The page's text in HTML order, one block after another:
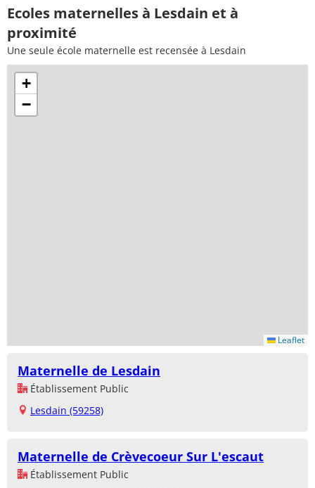
Ecoles maternelles à Lesdain et à
proximité
Une seule école maternelle est recensée à Lesdain
+
−
Leaflet
Maternelle de Lesdain
Établissement Public
Lesdain (59258)
Maternelle de Crèvecoeur Sur L'escaut
Établissement Public